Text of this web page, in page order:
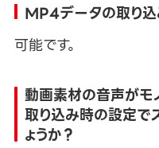
MP4データの取り込
可能です。
動画素材の音声がモ
取り込み時の設定で
ょうか？